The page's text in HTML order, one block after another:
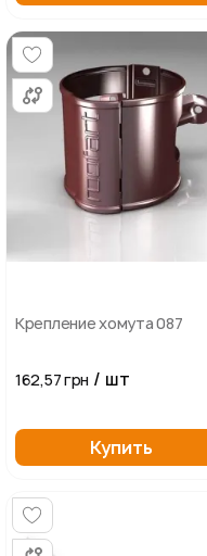
Крепление хомута 087
162,57 грн / шт
Купить